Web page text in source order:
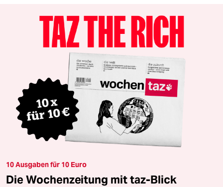
10 Ausgaben für 10 Euro
Die Wochenzeitung mit taz-Blick